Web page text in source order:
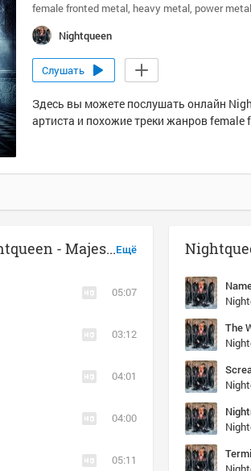
female fronted metal heavy metal power metal
Nightqueen
Слушать
Здесь вы можете послушать онлайн
артиста и похожие треки жанров
Ещё
Музыка похожая на Nightqueen - Majesty
05:07
03:12
04:01
04:00
05:11
The